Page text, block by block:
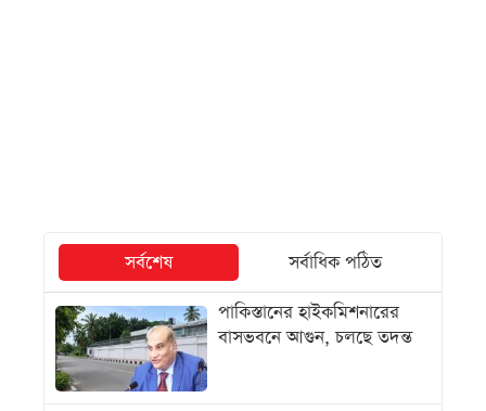
সর্বশেষ
সর্বাধিক পঠিত
পাকিস্তানের হাইকমিশনারের
বাসভবনে আগুন, চলছে তদন্ত